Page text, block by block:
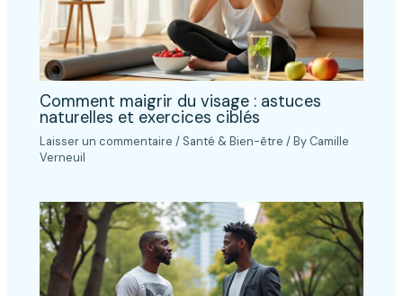
Comment maigrir du visage : astuces
naturelles et exercices ciblés
Laisser un commentaire / Santé & Bien-être / By Camille
Verneuil